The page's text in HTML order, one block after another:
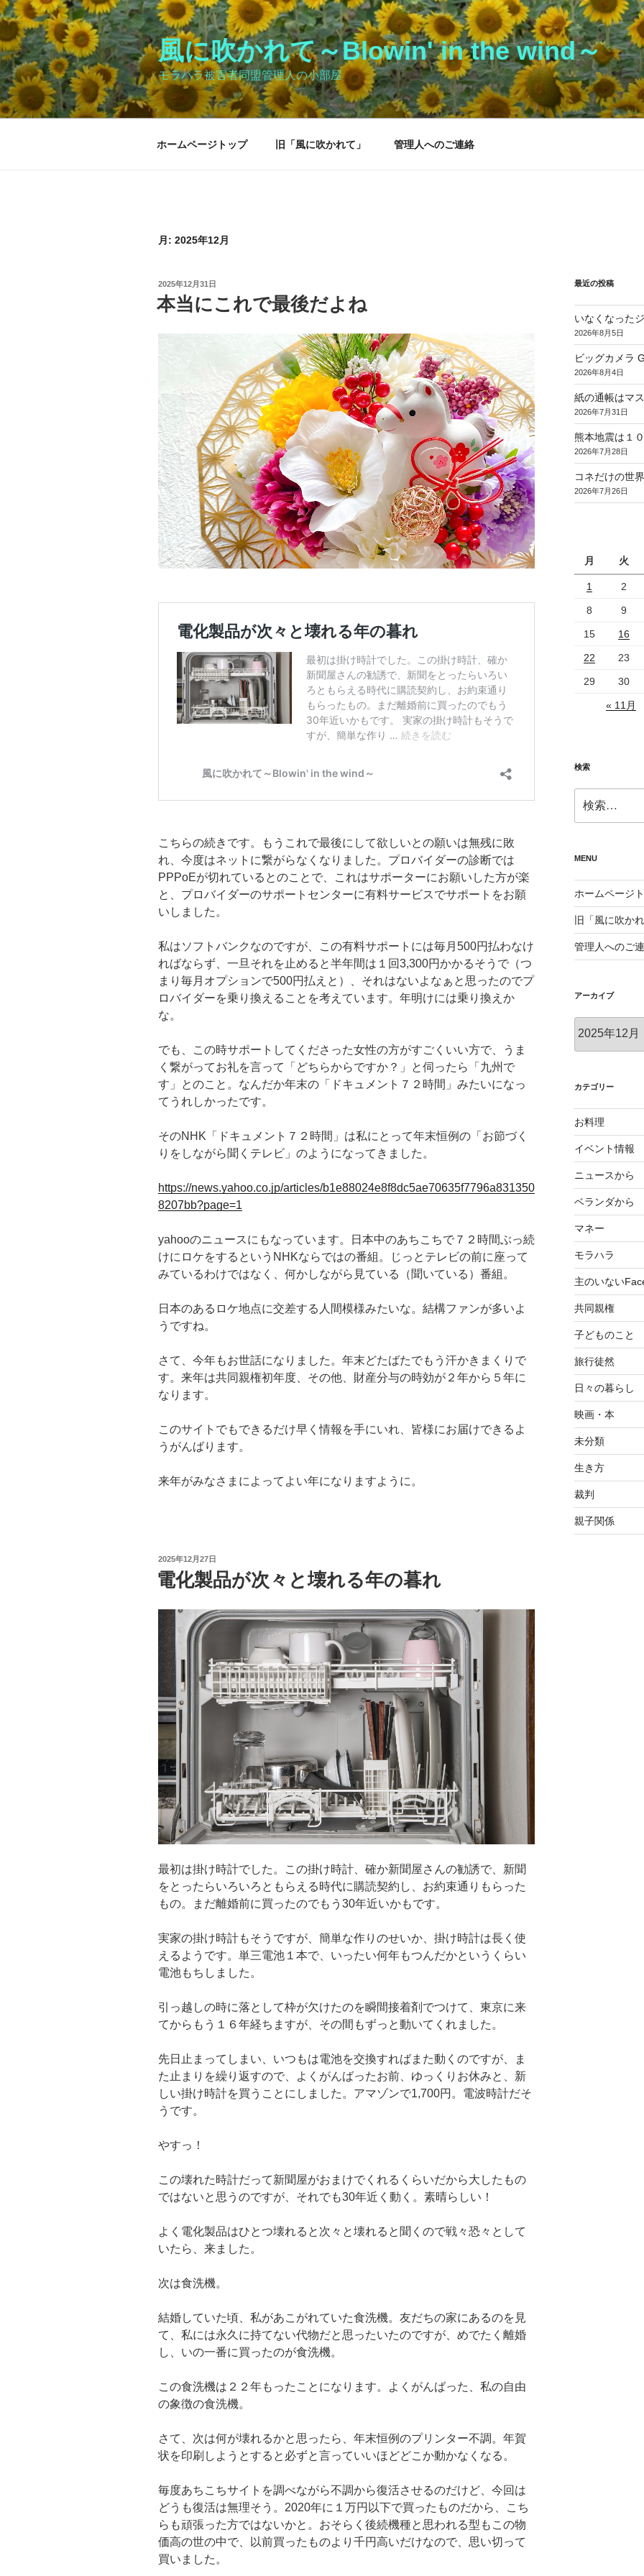
コ
ン
テ
ン
ツ
へ
ス
風に吹かれて～Blowin' in the wind～
モラハラ被害者同盟管理人の小部屋
ホームページトップ 旧「風に吹かれて」 管理人へのご連絡
月: 2025年12月
投
稿
日:
2025年12月31日
本当にこれで最後だよね
こちらの続きです。もうこれで最後にして欲しいとの願いは無残に敗
れ、今度はネットに繋がらなくなりました。プロバイダーの診断では
PPPoEが切れているとのことで、これはサポーターにお願いした方が楽
と、プロバイダーのサポートセンターに有料サービスでサポートをお願
いしました。
私はソフトバンクなのですが、この有料サポートには毎月500円払わなけ
ればならず、一旦それを止めると半年間は１回3,300円かかるそうで（つ
まり毎月オプションで500円払えと）、それはないよなぁと思ったのでプ
ロバイダーを乗り換えることを考えています。年明けには乗り換えか
な。
でも、この時サポートしてくださった女性の方がすごくいい方で、うま
く繋がってお礼を言って「どちらからですか？」と伺ったら「九州で
す」とのこと。なんだか年末の「ドキュメント７２時間」みたいになっ
てうれしかったです。
そのNHK「ドキュメント７２時間」は私にとって年末恒例の「お節づく
りをしながら聞くテレビ」のようになってきました。
https://news.yahoo.co.jp/articles/b1e88024e8f8dc5ae70635f7796a831350
8207bb?page=1
yahooのニュースにもなっています。日本中のあちこちで７２時間ぶっ続
けにロケをするというNHKならではの番組。じっとテレビの前に座って
みているわけではなく、何かしながら見ている（聞いている）番組。
日本のあるロケ地点に交差する人間模様みたいな。結構ファンが多いよ
うですね。
さて、今年もお世話になりました。年末どたばたでもう汗かきまくりで
す。来年は共同親権初年度、その他、財産分与の時効が２年から５年に
なります。
このサイトでもできるだけ早く情報を手にいれ、皆様にお届けできるよ
うがんばります。
来年がみなさまによってよい年になりますように。
投
稿
日:
2025年12月27日
電化製品が次々と壊れる年の暮れ
最初は掛け時計でした。この掛け時計、確か新聞屋さんの勧誘で、新聞
をとったらいろいろともらえる時代に購読契約し、お約束通りもらった
もの。まだ離婚前に買ったのでもう30年近いかもです。
実家の掛け時計もそうですが、簡単な作りのせいか、掛け時計は長く使
えるようです。単三電池１本で、いったい何年もつんだかというくらい
電池もちしました。
引っ越しの時に落として枠が欠けたのを瞬間接着剤でつけて、東京に来
てからもう１６年経ちますが、その間もずっと動いてくれました。
先日止まってしまい、いつもは電池を交換すればまた動くのですが、ま
た止まりを繰り返すので、よくがんばったお前、ゆっくりお休みと、新
しい掛け時計を買うことにしました。アマゾンで1,700円。電波時計だそ
うです。
やすっ！
この壊れた時計だって新聞屋がおまけでくれるくらいだから大したもの
ではないと思うのですが、それでも30年近く動く。素晴らしい！
よく電化製品はひとつ壊れると次々と壊れると聞くので戦々恐々として
いたら、来ました。
次は食洗機。
結婚していた頃、私があこがれていた食洗機。友だちの家にあるのを見
て、私には永久に持てない代物だと思ったいたのですが、めでたく離婚
し、いの一番に買ったのが食洗機。
この食洗機は２２年もったことになります。よくがんばった、私の自由
の象徴の食洗機。
さて、次は何が壊れるかと思ったら、年末恒例のプリンター不調。年賀
状を印刷しようとすると必ずと言っていいほどどこか動かなくなる。
毎度あちこちサイトを調べながら不調から復活させるのだけど、今回は
どうも復活は無理そう。2020年に１万円以下で買ったものだから、こち
らも頑張った方ではないかと。おそらく後続機種と思われる型もこの物
価高の世の中で、以前買ったものより千円高いだけなので、思い切って
買いました。
最近の投稿
いなくなった
2026年8月5日
ビッグカメラ
2026年8月4日
紙の通帳はマ
2026年7月31日
熊本地震は１
2026年7月28日
コネだけの世界
2026年7月26日
月 火
1 2
8 9
15 16
22 23
29 30
« 11月
検索
索:
MENU
ホームページ
旧「風に吹か
管理人へのご
アーカイブ
ー
ブ
カテゴリー
お料理
イベント情報
ニュースから
ベランダから
マネー
モラハラ
主のいない
共同親権
子どものこと
旅行徒然
日々の暮らし
映画・本
未分類
生き方
裁判
親子関係